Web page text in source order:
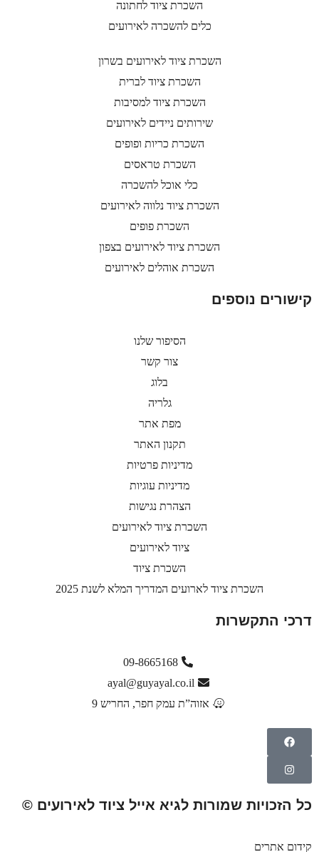
השכרת ציוד לחתונה
כלים להשכרה לאירועים
השכרת ציוד לאירועים בשרון
השכרת ציוד לברית
השכרת ציוד למסיבות
שירותים ניידים לאירועים
השכרת כריות ופופים
השכרת טראסים
כלי אוכל להשכרה
השכרת ציוד נלווה לאירועים
השכרת פופים
השכרת ציוד לאירועים בצפון
השכרת אוהלים לאירועים
קישורים נוספים
הסיפור שלנו
צור קשר
בלוג
גלריה
מפת אתר
תקנון האתר
מדיניות פרטיות
מדיניות עוגיות
הצהרת נגישות
השכרת ציוד לאירועים
ציוד לאירועים
השכרת ציוד
השכרת ציוד לארועים המדריך המלא לשנת 2025
דרכי התקשרות
09-8665168
ayal@guyayal.co.il
אזוה”ת עמק חפר, החריש 9
כל הזכויות שמורות לגיא אייל ציוד לאירועים ©
קידום אתרים